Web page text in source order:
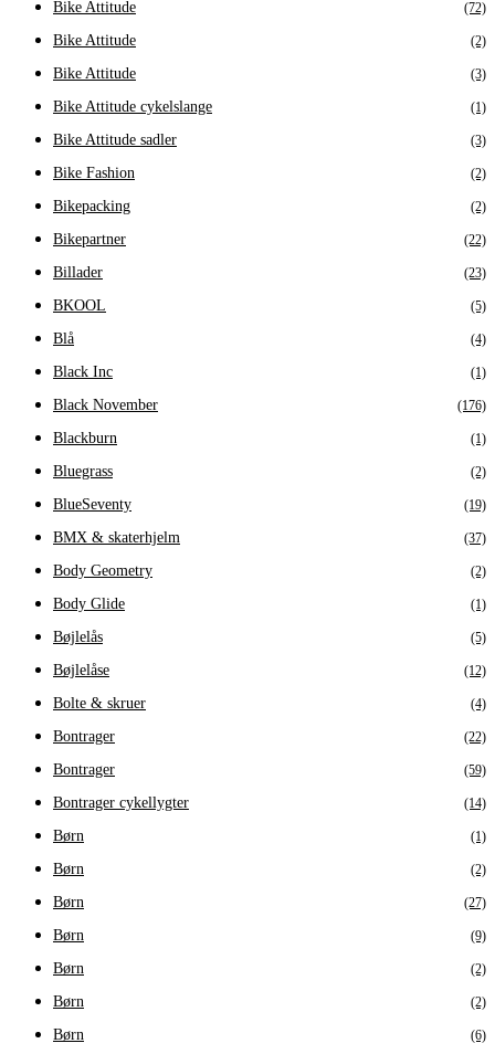
Bike Attitude (72)
Bike Attitude (2)
Bike Attitude (3)
Bike Attitude cykelslange (1)
Bike Attitude sadler (3)
Bike Fashion (2)
Bikepacking (2)
Bikepartner (22)
Billader (23)
BKOOL (5)
Blå (4)
Black Inc (1)
Black November (176)
Blackburn (1)
Bluegrass (2)
BlueSeventy (19)
BMX & skaterhjelm (37)
Body Geometry (2)
Body Glide (1)
Bøjlelås (5)
Bøjlelåse (12)
Bolte & skruer (4)
Bontrager (22)
Bontrager (59)
Bontrager cykellygter (14)
Børn (1)
Børn (2)
Børn (27)
Børn (9)
Børn (2)
Børn (2)
Børn (6)